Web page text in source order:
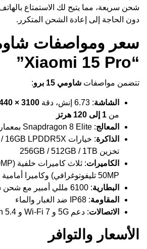
شحن سريعة، مما يتيح لك الاستمتاع
دون الحاجة إلى إعادة الشحن المتكرر.
“Xiaomi 15 Pro”
تتضمن مواصفات شاومي 15 برو :
الشاشة: 6.73 إنش، دقة 3100 × 1440 بكسل
من 1 إلى 120 هرتز
المعالج: Snapdragon 8 Elite بمعمارية 3 نانومتر
الذاكرة
تخزين 256GB / 512GB / 1TB
الكاميرات
50MP تليفوتوغرافي) وكاميرا أمامية بدقة 32MP
البطارية: 6100 مللي أمبير مع شحن سريع
المقاومة: IP68 ضد الغبار والماء
الاتصالات: دعم 5G و Wi-Fi 7 و Bluetooth 5.4
الأسعار والتوافر